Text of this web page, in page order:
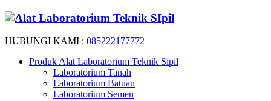
HUBUNGI KAMI : 085222177772
Produk Alat Laboratorium Teknik Sipil
Laboratorium Tanah
Laboratorium Batuan
Laboratorium Semen